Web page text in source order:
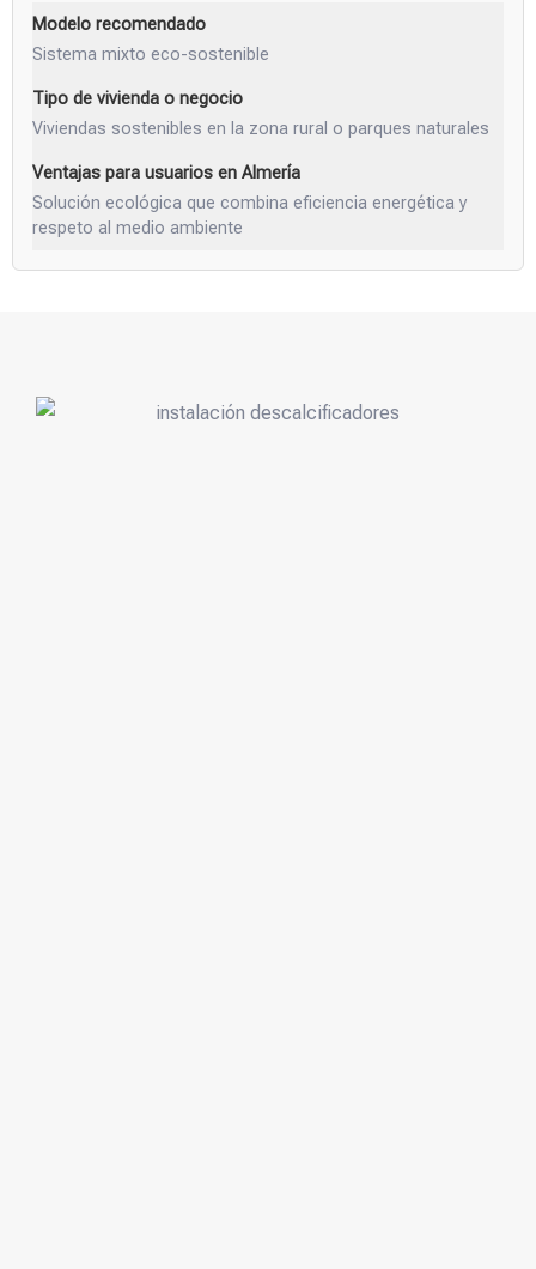
Sistema mixto eco-sostenible
Viviendas sostenibles en la zona rural o parques naturales
Solución ecológica que combina eficiencia energética y
respeto al medio ambiente